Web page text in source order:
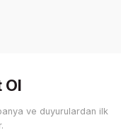
Ol
ve duyurulardan ilk